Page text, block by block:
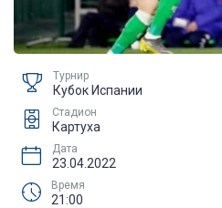
Турнир
Кубок Испании
Стадион
Картуха
Дата
23.04.2022
Время
21:00